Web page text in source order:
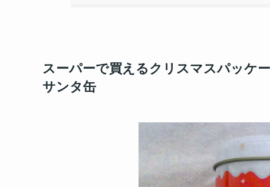
スーパーで買えるクリスマスパッケ
サンタ缶